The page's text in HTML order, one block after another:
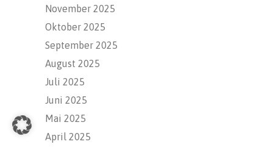
November 2025
Oktober 2025
September 2025
August 2025
Juli 2025
Juni 2025
Mai 2025
April 2025